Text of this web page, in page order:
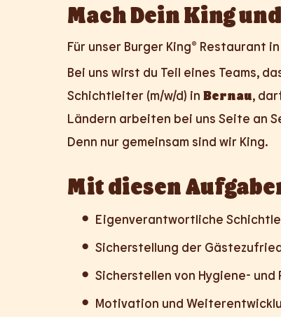
Mach Dein King
Für unser Burger King® Restaurant in
Bei uns wirst du Teil eines Teams,
Schichtleiter (m/w/d) in Bernau,
Ländern arbeiten bei uns Seite an
Denn nur gemeinsam sind wir King.
Mit diesen
Eigenverantwortliche
Sicherstellung der
Sicherstellen von Hygiene-
Motivation und